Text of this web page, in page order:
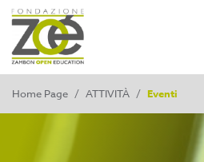
Home Page / ATTIVITÀ / Eventi